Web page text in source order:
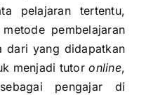
pelajaran tertentu,
pembelajaran
dari yang didapatkan
menjadi tutoronline,
pengajar di